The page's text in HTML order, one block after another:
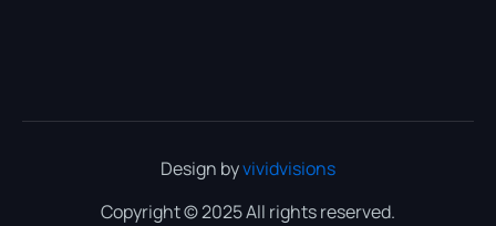
Design byvividvisions
Copyright © 2025 All rights reserved.